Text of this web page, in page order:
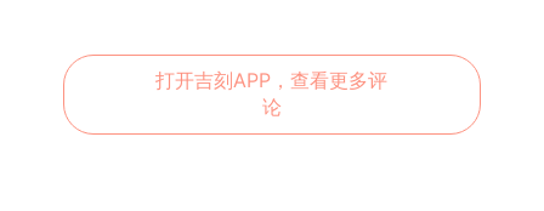
打开吉刻APP，查看更多评
论